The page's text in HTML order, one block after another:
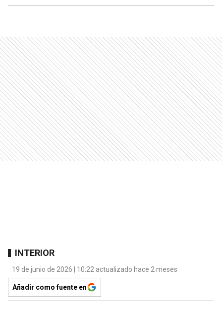
INTERIOR
19 de junio de 2026 | 10:22 actualizado hace 2 meses
Añadir como fuente en